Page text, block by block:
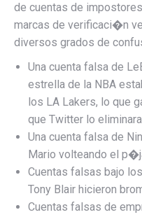
de cuentas de
marcas de verificaci�n
diversos grados de
Una cuenta falsa de
estrella de la NBA
los LA Lakers, lo que
que Twitter lo
Una cuenta falsa de
Mario volteando el
Cuentas falsas bajo
Tony Blair hicieron
Cuentas falsas de